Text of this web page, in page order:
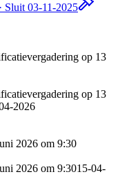
Sluit 03-11-2025
op 13
op 13
2026
2026 om 9:30
2026 om 9:3015-04-